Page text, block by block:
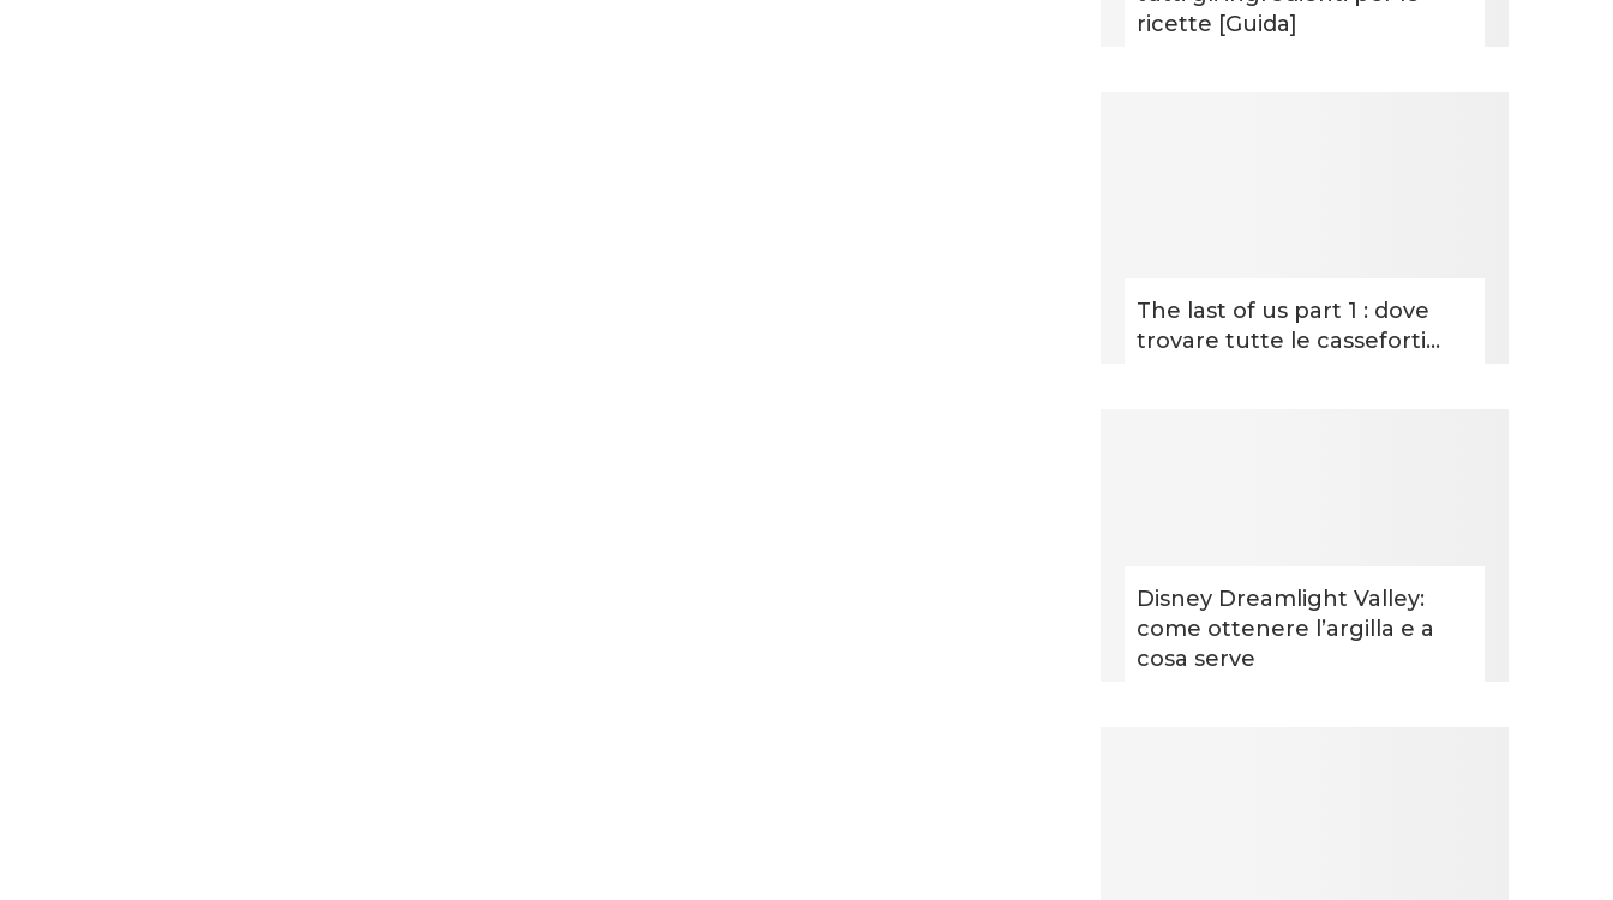
ricette [Guida]
The last of us part 1 : dove
trovare tutte le casseforti...
Disney Dreamlight Valley:
come ottenere l’argilla e a
cosa serve